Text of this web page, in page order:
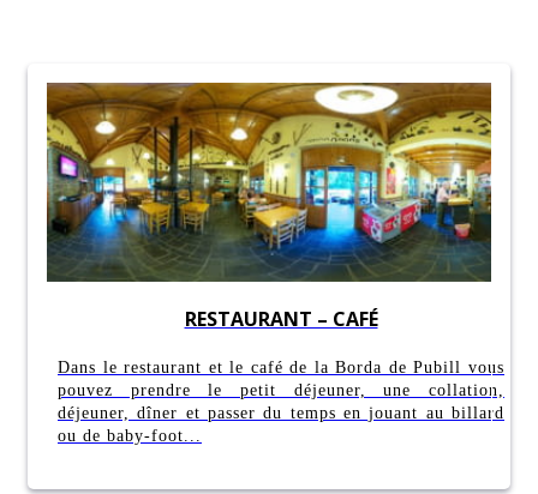
RESTAURANT – CAFÉ
Dans le restaurant et le café de la Borda de Pubill vous
pouvez prendre le petit déjeuner, une collation,
déjeuner, dîner et passer du temps en jouant au billard
ou de baby-foot...